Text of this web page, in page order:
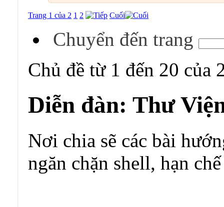
Trang 1 của 2 1 2 Cuối
Chuyển đến trang
Chủ đề từ 1 đến 20 của
Diễn đàn: Thư
Nơi chia sẽ các bài
ngăn chặn shell, hạn